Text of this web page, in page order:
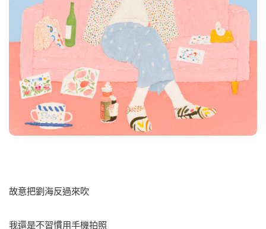
故意把劉海反過來吹
我還是不習慣用手機拍照